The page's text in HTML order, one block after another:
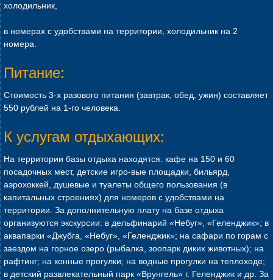
холодильник,
в номерах с удобствами на территории, холодильник на 2
номера.
Питание:
Стоимость 3-х разового питания (завтрак, обед, ужин) составляет
550 рублей на 1-го человека.
К услугам отдыхающих:
На территории базы отдыха находятся: кафе на 150 и 60
посадочных мест, детские игро-вые площадки, бильярд,
аэрохоккей, душевые и туалеты общего пользования (в
капитальных строениях) для номеров с удобствами на
территории. За дополнительную плату на базе отдыха
организуются экскурсии: в дельфинарий «Небуг», «Геленджик»; в
аквапарки «Джубга, «Небуг», «Геленджик»; на сафари по горам с
заездом на горное озеро (рыбалка, зоопарк диких животных); на
рафтинг; на конные прогулки; на водные прогулки на теплоходе;
в детский развлекательный парк «Врунгель» г. Геленджик и др. За